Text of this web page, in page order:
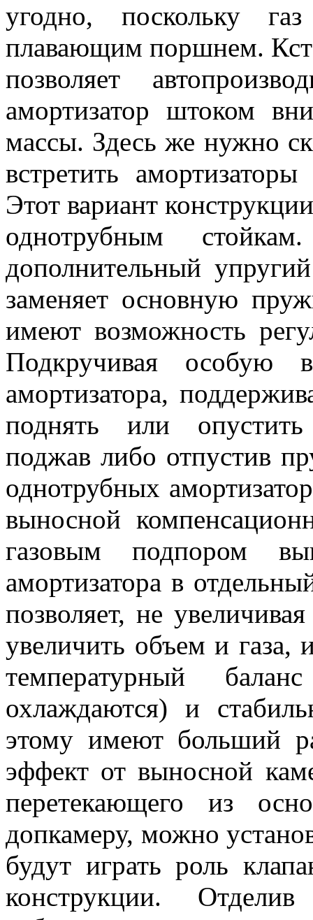
угодно, поскольку
плавающим поршнем.
позволяет
амортизатор штоком
массы. Здесь же нужно
встретить
Этот вариант
однотрубным
дополнительный
заменяет основную
имеют возможность
Подкручивая особую
амортизатора,
поднять или опустить
поджав либо отпустив
однотрубных
выносной
газовым подпором
амортизатора в
позволяет, не
увеличить объем и газа,
температурный
охлаждаются) и
этому имеют больший
эффект от выносной
перетекающего из
допкамеру, можно
будут играть роль
конструкции.